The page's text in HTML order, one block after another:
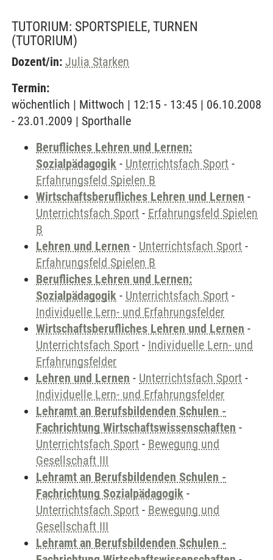
TUTORIUM: SPORTSPIELE, TURNEN
(TUTORIUM)
Dozent/in: Julia Starken
Termin:
wöchentlich | Mittwoch | 12:15 - 13:45 | 06.10.2008
- 23.01.2009 | Sporthalle
Berufliches Lehren und Lernen:
Sozialpädagogik - Unterrichtsfach Sport -
Erfahrungsfeld Spielen B
Wirtschaftsberufliches Lehren und Lernen -
Unterrichtsfach Sport - Erfahrungsfeld Spielen
B
Lehren und Lernen - Unterrichtsfach Sport -
Erfahrungsfeld Spielen B
Berufliches Lehren und Lernen:
Sozialpädagogik - Unterrichtsfach Sport -
Individuelle Lern- und Erfahrungsfelder
Wirtschaftsberufliches Lehren und Lernen -
Unterrichtsfach Sport - Individuelle Lern- und
Erfahrungsfelder
Lehren und Lernen - Unterrichtsfach Sport -
Individuelle Lern- und Erfahrungsfelder
Lehramt an Berufsbildenden Schulen -
Fachrichtung Wirtschaftswissenschaften -
Unterrichtsfach Sport - Bewegung und
Gesellschaft III
Lehramt an Berufsbildenden Schulen -
Fachrichtung Sozialpädagogik -
Unterrichtsfach Sport - Bewegung und
Gesellschaft III
Lehramt an Berufsbildenden Schulen -